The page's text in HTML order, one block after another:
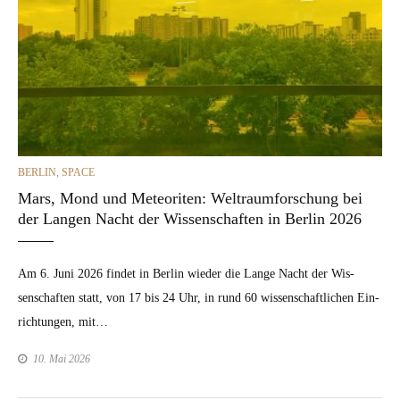
CATEGORIES
BERLIN, SPACE
Mars, Mond und Meteoriten: Weltraumforschung bei
der Langen Nacht der Wissenschaften in Berlin 2026
Am 6. Juni 2026 find­et in Berlin wieder die Lange Nacht der Wis­
senschaften statt, von 17 bis 24 Uhr, in rund 60 wis­senschaftlichen Ein­
rich­tun­gen, mit…
10. Mai 2026